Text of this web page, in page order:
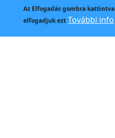
Az Elfogadásgombra kattintva
elfogadjuk ezt További info